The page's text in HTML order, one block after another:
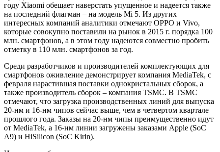
году Xiaomi обещает наверстать упущенное и надеется также
на последний флагман – на модель Mi 5. Из других
интересных компаний аналитики отмечают OPPO и Vivo,
которые совокупно поставили на рынок в 2015 г. порядка 100
млн. смартфонов, а в этом году надеются совместно пробить
отметку в 110 млн. смартфонов за год.
Среди разработчиков и производителей комплектующих для
смартфонов оживление демонстрирует компания MediaTek, с
февраля нарастившая поставки однокристальных сборок, а
также производитель сборок – компания TSMC. В TSMC
отмечают, что загрузка производственных линий для выпуска
20-нм и 16-нм чипов сейчас выше, чем в четвертом квартале
прошлого года. Заказы на 20-нм чипы преимущественно идут
от MediaTek, а 16-нм линии загружены заказами Apple (SoC
A9) и HiSilicon (SoC Kirin).